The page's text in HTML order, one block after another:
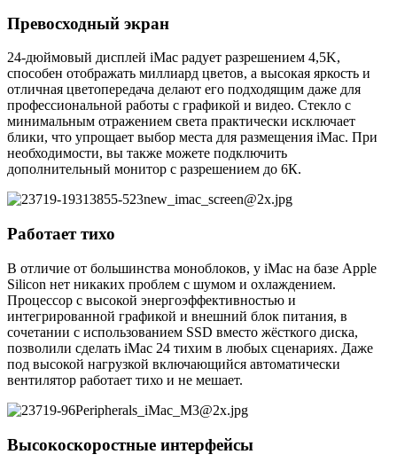
Превосходный экран
24-дюймовый дисплей iMac радует разрешением 4,5K,
способен отображать миллиард цветов, а высокая яркость и
отличная цветопередача делают его подходящим даже для
профессиональной работы с графикой и видео. Стекло с
минимальным отражением света практически исключает
блики, что упрощает выбор места для размещения iMac. При
необходимости, вы также можете подключить
дополнительный монитор с разрешением до 6К.
Работает тихо
В отличие от большинства моноблоков, у iMac на базе Apple
Silicon нет никаких проблем с шумом и охлаждением.
Процессор с высокой энергоэффективностью и
интегрированной графикой и внешний блок питания, в
сочетании с использованием SSD вместо жёсткого диска,
позволили сделать iMac 24 тихим в любых сценариях. Даже
под высокой нагрузкой включающийся автоматически
вентилятор работает тихо и не мешает.
Высокоскоростные интерфейсы